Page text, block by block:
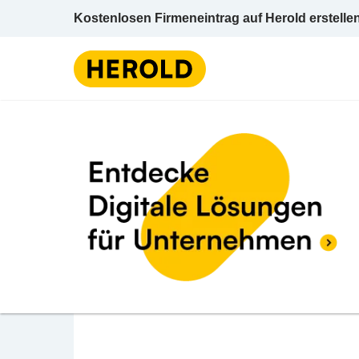
Kostenlosen Firmeneintrag auf Herold
Sand u Schotter
BEWERTUNG ABGEBEN
Hengl Bau GmbH -
Unterpfaffendorf 26 2094 Raabs an der
Sand u Schotter